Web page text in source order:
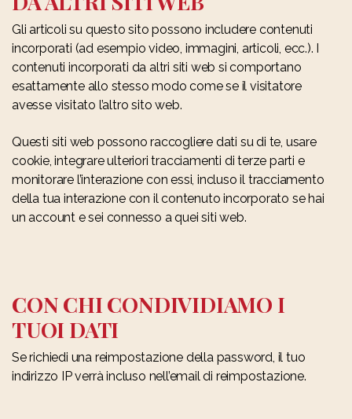
Gli articoli su questo sito possono includere contenuti
incorporati (ad esempio video, immagini, articoli, ecc.). I
contenuti incorporati da altri siti web si comportano
esattamente allo stesso modo come se il visitatore
avesse visitato l’altro sito web.
Questi siti web possono raccogliere dati su di te, usare
cookie, integrare ulteriori tracciamenti di terze parti e
monitorare l’interazione con essi, incluso il tracciamento
della tua interazione con il contenuto incorporato se hai
un account e sei connesso a quei siti web.
CON CHI CONDIVIDIAMO I
TUOI DATI
Se richiedi una reimpostazione della password, il tuo
indirizzo IP verrà incluso nell’email di reimpostazione.